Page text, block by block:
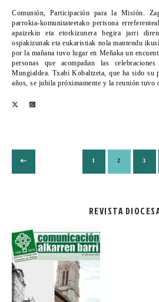
Comunión, Participación para la Misión. Zapatubat honetan Mungialdeko
parrokia-komunitateetako pertsona
apaizekin eta etorkizunera begira jarri
ospakizunak eta eukaristiak nola mantendu
por la mañana tuvo lugar en Meñaka un
personas que acompañan las
Mungialdea. Txabi Kobaltzeta, que ha sido su
años, se jubila próximamente y la reunión tuvo
1 2 3
REVISTA